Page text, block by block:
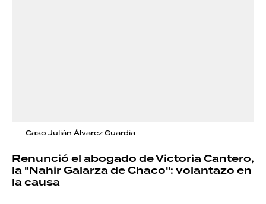
Caso Julián Álvarez Guardia
Renunció el abogado de Victoria Cantero,
la "Nahir Galarza de Chaco": volantazo en
la causa